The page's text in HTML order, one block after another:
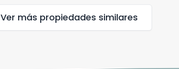
Ver más propiedades similares